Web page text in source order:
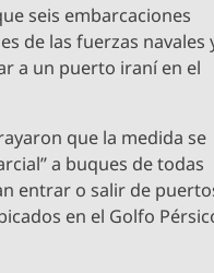
seis embarcaciones
de las fuerzas navales
a un puerto iraní en el
que la medida se
a buques de todas
entrar o salir de
en el Golfo